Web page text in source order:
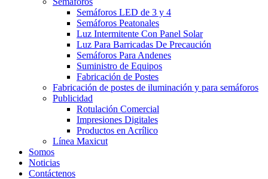
Semáforos LED de 3 y 4
Semáforos Peatonales
Luz Intermitente Con Panel Solar
Luz Para Barricadas De Precaución
Semáforos Para Andenes
Suministro de Equipos
Fabricación de Postes
Fabricación de postes de iluminación y para semáforos
Publicidad
Rotulación Comercial
Impresiones Digitales
Productos en Acrílico
Línea Maxicut
Somos
Noticias
Contáctenos